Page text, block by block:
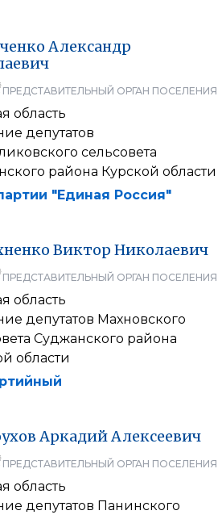
Александр
ПРЕДСТАВИТЕЛЬНЫЙ ОРГАН ПОСЕЛЕНИЯ
область
депутатов
сельсовета
района Курской области
"Единая Россия"
Виктор Николаевич
ПРЕДСТАВИТЕЛЬНЫЙ ОРГАН ПОСЕЛЕНИЯ
область
депутатов Махновского
Суджанского района
области
АркадийАлексеевич
ПРЕДСТАВИТЕЛЬНЫЙ ОРГАН ПОСЕЛЕНИЯ
область
депутатов Панинского